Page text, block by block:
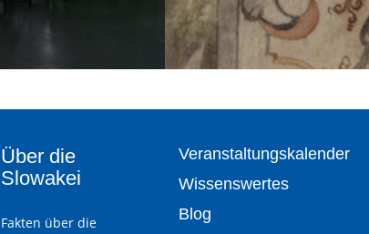
Über die
Slowakei
Fakten über die
Veranstaltungskalender
Wissenswertes
Blog